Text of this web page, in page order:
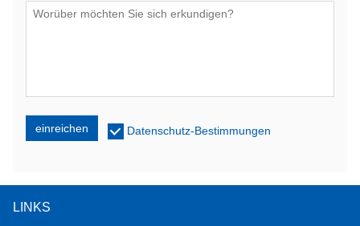
einreichen Datenschutz-Bestimmungen
LINKS